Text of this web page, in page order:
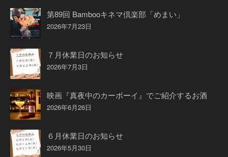
第89回 Bambooキネマ倶楽部「めまい」
2026年7月23日
７月休業日のお知らせ
2026年7月3日
映画『真夜中のカーボーイ』でご紹介するお酒
2026年6月26日
６月休業日のお知らせ
2026年5月30日